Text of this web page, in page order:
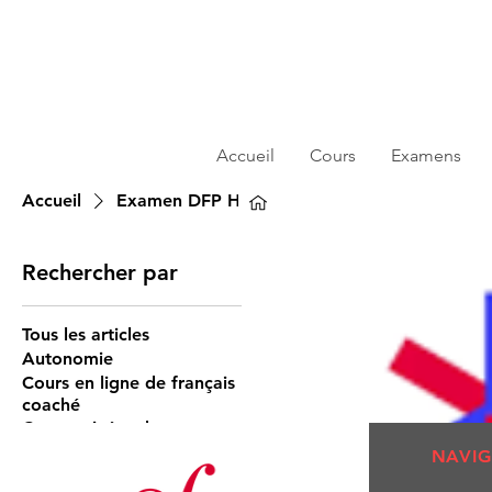
Accueil Cours Examens
Accueil Examen DFP HSRI
Rechercher par
Tous les articles
Autonomie
Cours en ligne de français
coaché
Cours privés ado